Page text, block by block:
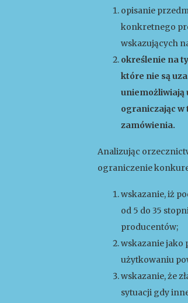
opisanie
konkretnego
wskazujących
określenie na
które nie są
uniemożliwiają
ograniczając w
zamówienia.
Analizując
ograniczenie
wskazanie, iż
od 5 do 35
producentów;
wskazanie jako
użytkowaniu
wskazanie, że
sytuacji gdy